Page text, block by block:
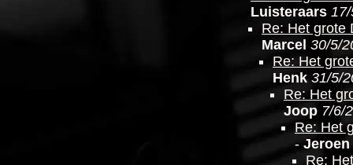
Luisteraars
Re: Het grote
Marcel 30/5/
Re: Het
Henk 31/5/
Re: Het
Joop 7/6/
Re: Het
- Jeroen
Re: